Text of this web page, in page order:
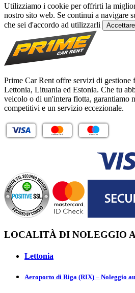
Utilizziamo i cookie per offrirti la
nostro sito web. Se continui a navigare
che sei d'accordo ad utilizzarli
Accettare
Prime Car Rent offre servizi di
Lettonia, Lituania ed Estonia. Che tu
veicolo o di un'intera flotta, garantiamo
competitivi e un servizio eccezionale.
LOCALITÀ DI NOLEGGIO
Lettonia
Aeroporto di Riga (RIX) – Noleggio